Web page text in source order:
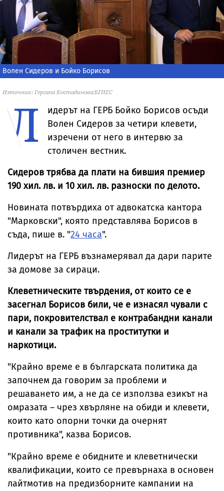
Волен Сидеров и Бойко Борисов
Източник: Гергана Костадинова/БГНЕС
Л
идерът на ГЕРБ Бойко Борисов осъди
Волен Сидеров за четири клевети,
изречени от него в интервю за
столичен вестник.
Сидеров трябва да плати на бившия премиер
190 хил. лв. и 10 хил. лв. разноски по делото.
Новината потвърдиха от адвокатска кантора
"Марковски", която представлява Борисов в
съда, пише в. "24 часа".
Лидерът на ГЕРБ възнамерявал да дари парите
за домове за сираци.
Клеветническите твърдения, от които се е
засегнал Борисов били, че е изнасял чували с
пари, покровителствал е контрабандни канали
и канали за трафик на проститутки и
наркотици.
"Крайно време е в българската политика да
започнем да говорим за проблеми и
решаването им, а не да се използва езикът на
омразата – чрез хвърляне на обиди и клевети,
които като опорни точки да очернят
противника", казва Борисов.
"Крайно време е обидните и клеветнически
квалификации, които се превърнаха в основен
лайтмотив на предизборните кампании на